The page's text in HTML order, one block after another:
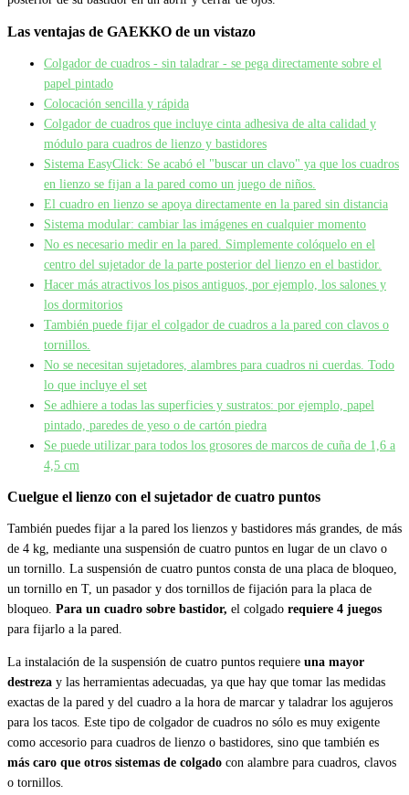
Las ventajas de GAEKKO de un vistazo
Colgador de cuadros - sin taladrar - se pega directamente sobre el
papel pintado
Colocación sencilla y rápida
Colgador de cuadros que incluye cinta adhesiva de alta calidad y
módulo para cuadros de lienzo y bastidores
Sistema EasyClick: Se acabó el "buscar un clavo" ya que los cuadros
en lienzo se fijan a la pared como un juego de niños.
El cuadro en lienzo se apoya directamente en la pared sin distancia
Sistema modular: cambiar las imágenes en cualquier momento
No es necesario medir en la pared. Simplemente colóquelo en el
centro del sujetador de la parte posterior del lienzo en el bastidor.
Hacer más atractivos los pisos antiguos, por ejemplo, los salones y
los dormitorios
También puede fijar el colgador de cuadros a la pared con clavos o
tornillos.
No se necesitan sujetadores, alambres para cuadros ni cuerdas. Todo
lo que incluye el set
Se adhiere a todas las superficies y sustratos: por ejemplo, papel
pintado, paredes de yeso o de cartón piedra
Se puede utilizar para todos los grosores de marcos de cuña de 1,6 a
4,5 cm
Cuelgue el lienzo con el sujetador de cuatro puntos
También puedes fijar a la pared los lienzos y bastidores más grandes, de más
de 4 kg, mediante una suspensión de cuatro puntos en lugar de un clavo o
un tornillo. La suspensión de cuatro puntos consta de una placa de bloqueo,
un tornillo en T, un pasador y dos tornillos de fijación para la placa de
bloqueo. Para un cuadro sobre bastidor, el colgado requiere 4 juegos
para fijarlo a la pared.
La instalación de la suspensión de cuatro puntos requiere una mayor
destreza y las herramientas adecuadas, ya que hay que tomar las medidas
exactas de la pared y del cuadro a la hora de marcar y taladrar los agujeros
para los tacos. Este tipo de colgador de cuadros no sólo es muy exigente
como accesorio para cuadros de lienzo o bastidores, sino que también es
más caro que otros sistemas de colgado con alambre para cuadros, clavos
o tornillos.